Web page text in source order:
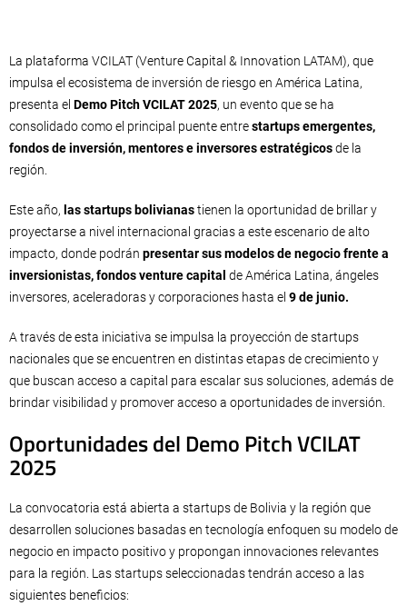
La plataforma VCILAT (Venture Capital & Innovation LATAM), que
impulsa el ecosistema de inversión de riesgo en América Latina,
presenta el Demo Pitch VCILAT 2025, un evento que se ha
consolidado como el principal puente entrestartups emergentes,
fondos de inversión, mentores e inversores estratégicosde la
región.
Este año, las startups bolivianastienen la oportunidad de brillar y
proyectarse a nivel internacional gracias a este escenario de alto
impacto, donde podrán presentar sus modelos de negocio frente a
inversionistas, fondos venture capital de América Latina, ángeles
inversores, aceleradoras y corporaciones hasta el 9 de junio.
A través de esta iniciativa se impulsa la proyección de startups
nacionales que se encuentren en distintas etapas de crecimiento y
que buscan acceso a capital para escalar sus soluciones, además de
brindar visibilidad y promover acceso a oportunidades de inversión.
Oportunidades del Demo Pitch VCILAT
2025
La convocatoria está abierta a startups de Bolivia y la región que
desarrollen soluciones basadas en tecnología enfoquen su modelo de
negocio en impacto positivo y propongan innovaciones relevantes
para la región. Las startups seleccionadas tendrán acceso a las
siguientes beneficios: